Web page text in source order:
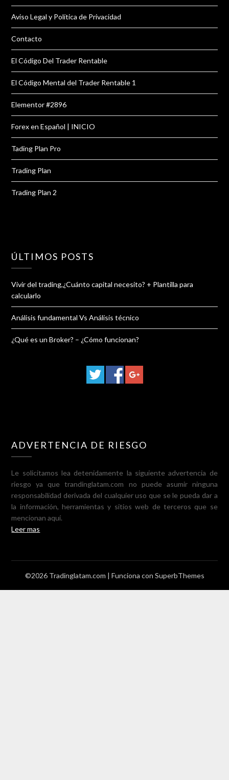
Aviso Legal y Política de Privacidad
Contacto
El Código Del Trader Rentable
El Código Mental del Trader Rentable 1
Elementor #2896
Forex en Español | INICIO
Tading Plan Pro
Trading Plan
Trading Plan 2
ÚLTIMOS POSTS
Vivir del trading,¿Cuánto capital necesito? + Plantilla para
calcularlo
Análisis fundamental Vs Análisis técnico
¿Qué es un Broker? – ¿Cómo funcionan?
ADVERTENCIA DE RIESGO
Le solicitamos lea detenidamente la siguiente advertencia de
riesgo ya que trandinglatam.com no puede asumir ninguna
responsabilidad derivada del cualquier uso que se le pueda dar a
la información, herramientas y sitios web de terceros que se
mencionan aquí.
Leer mas
©2026 Tradinglatam.com | Funciona con SuperbThemes